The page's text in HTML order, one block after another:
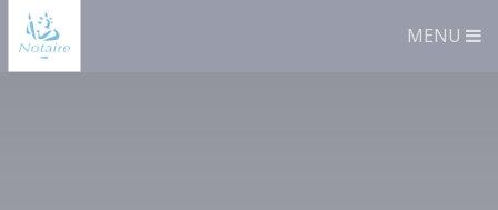
MENU
Panneau de gestion des cookies